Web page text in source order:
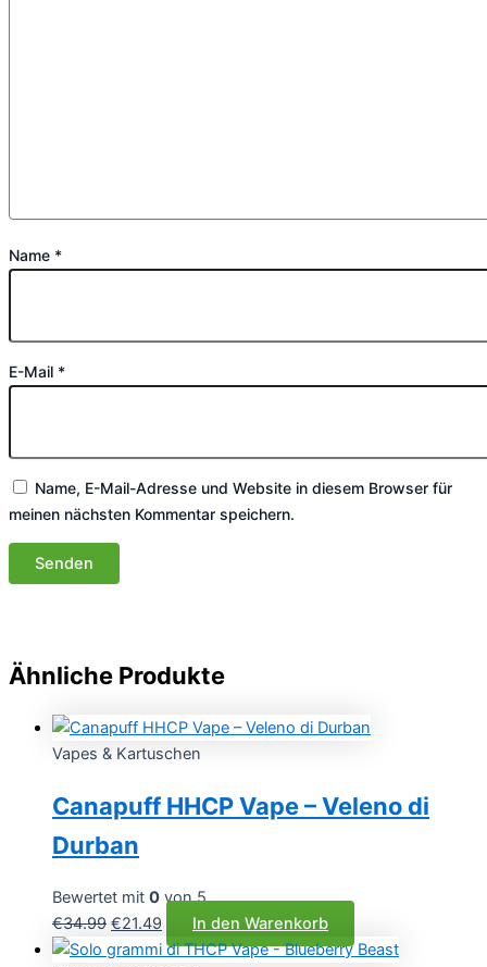
Name *
E-Mail *
Name, E-Mail-Adresse und Website in diesem Browser für
meinen nächsten Kommentar speichern.
Ähnliche Produkte
Vapes & Kartuschen
Canapuff HHCP Vape – Veleno di
Durban
Bewertet mit 0 von 5
€34.99 Ursprünglicher
Preis
€21.49Aktueller
Preis
In den Warenkorb